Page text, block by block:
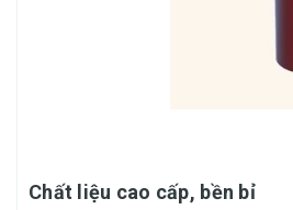
Chất liệu cao cấp, bền bỉ